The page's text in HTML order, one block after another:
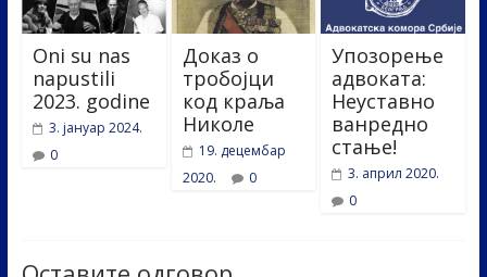
Oni su nas
napustili
2023. godine
3. јануар 2024.
0
Доказ о
тробојци
код краља
Николе
19. децембар
2020.
0
Упозорење
адвоката:
Неуставно
ванредно
стање!
3. април 2020.
0